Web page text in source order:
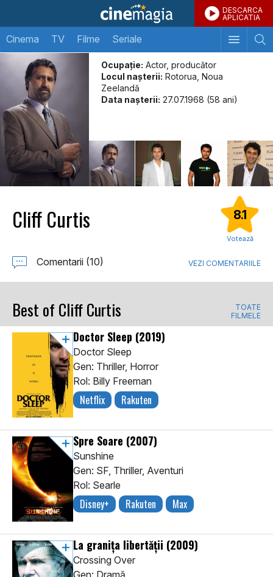
DESCARCA
APLICATIA
Cinema TV Filme Seriale
Ocupație: Actor, producător
Locul naşterii: Rotorua, Noua
Zeelandă
Data naşterii: 27.07.1968 (58 ani)
Cliff Curtis 8.1
Votează
Comentarii (10) VEZI COMENTARIILE
Best of Cliff Curtis
TOATE
FILMELE
Doctor Sleep (2019)
Doctor Sleep
Gen: Thriller, Horror
Rol: Billy Freeman
Netflix Rakuten
Spre Soare (2007)
Sunshine
Gen: SF, Thriller, Aventuri
Rol: Searle
Disney+ Rakuten Max
La graniţa libertăţii (2009)
Crossing Over